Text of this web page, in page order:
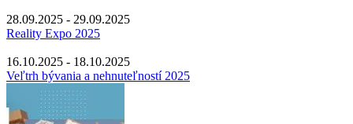
28.09.2025 - 29.09.2025
Reality Expo 2025
16.10.2025 - 18.10.2025
Veľtrh bývania a nehnuteľností 2025